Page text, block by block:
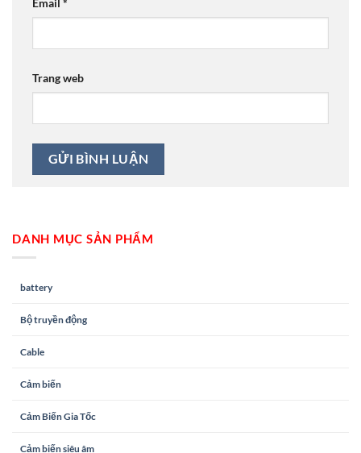
Trang web
DANH MỤC SẢN PHẨM
battery
Bộ truyền động
Cable
Cảm biến
Cảm Biến Gia Tốc
Cảm biến siêu âm